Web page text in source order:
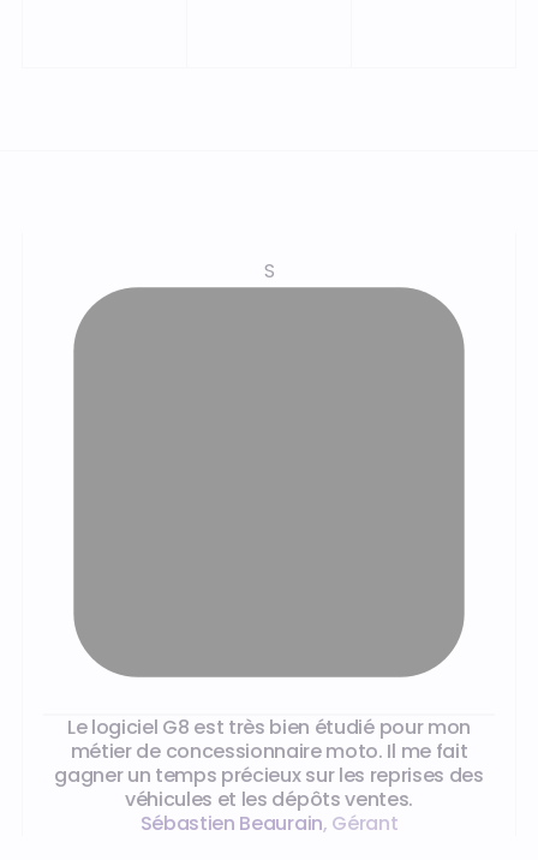
S
Le logiciel G8 est très bien étudié pour mon
métier de concessionnaire moto. Il me fait
gagner un temps précieux sur les reprises des
véhicules et les dépôts ventes.
Sébastien Beaurain, Gérant